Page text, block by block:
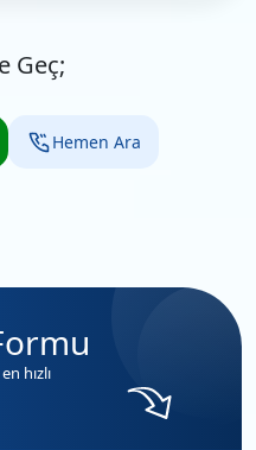
Geç;
Hemen Ara
hızlı